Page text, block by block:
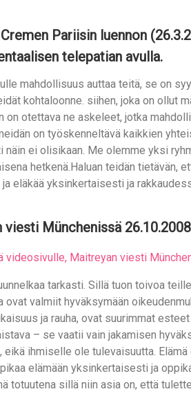
Pariisin luennon
telepatian avulla.
mahdollisuus auttaa teitä, se on
kohtaloonne. siihen, joka on ollut
on otettava ne askeleet, jotka
on työskenneltävä kaikkien
näin ei olisikaan. Me olemme yksi
hetkenä.Haluan teidän tietävän,
eläkää yksinkertaisesti ja
viesti Münchenissä 26.10.2008
videosivulle, Maitreyan viesti
tarkasti. Sillä tuon toivoa
ovat valmiit hyväksymään
ja rauha, ovat suurimmat
– se vaatii vain jakamisen
eikä ihmiselle ole tulevaisuutta.
elämään yksinkertaisesti ja
totuutena sillä niin asia on, että